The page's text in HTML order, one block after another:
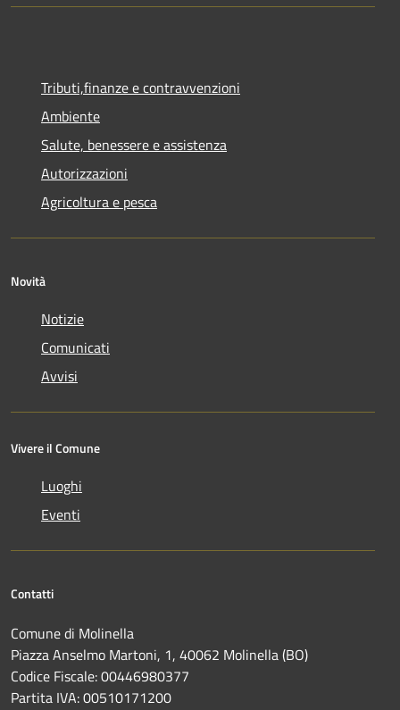
Tributi,finanze e contravvenzioni
Ambiente
Salute, benessere e assistenza
Autorizzazioni
Agricoltura e pesca
Novità
Notizie
Comunicati
Avvisi
Vivere il Comune
Luoghi
Eventi
Contatti
Comune di Molinella
Piazza Anselmo Martoni, 1, 40062 Molinella (BO)
Codice Fiscale: 00446980377
Partita IVA: 00510171200